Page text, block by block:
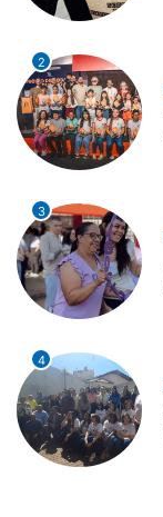
2
3
4